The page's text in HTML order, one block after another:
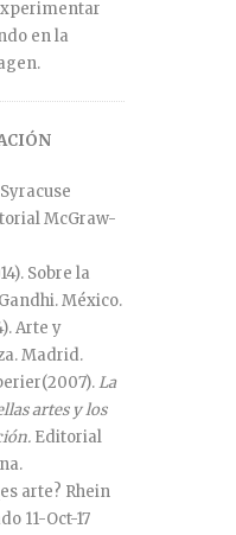
en la
McGraw-
Sobre la
México.
Arte y
Madrid.
La
artes y los
Editorial
arte? Rhein
11-Oct-17